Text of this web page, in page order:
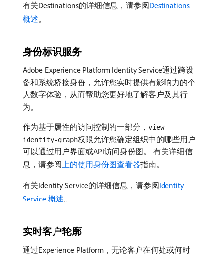
有关Destinations的详细信息，请参阅Destinations
概述。
身份标识服务
Adobe Experience Platform Identity Service通过跨设
备和系统桥接身份，允许您实时提供有影响力的个
人数字体验，从而帮助您更好地了解客户及其行
为。
作为基于属性的访问控制的一部分， view-
identity-graph权限允许您确定组织中的哪些用户
可以通过用户界面或API访问身份图。 有关详细信
息，请参阅上的使用身份图查看器指南。
有关Identity Service的详细信息，请参阅Identity
Service 概述。
实时客户轮廓
通过Experience Platform，无论客户在何处或何时